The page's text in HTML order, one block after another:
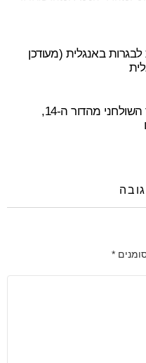
באנגלית (מעודכן
אינטל משיקה את k14900, המעבד השולחני מהדור ה-14,
*